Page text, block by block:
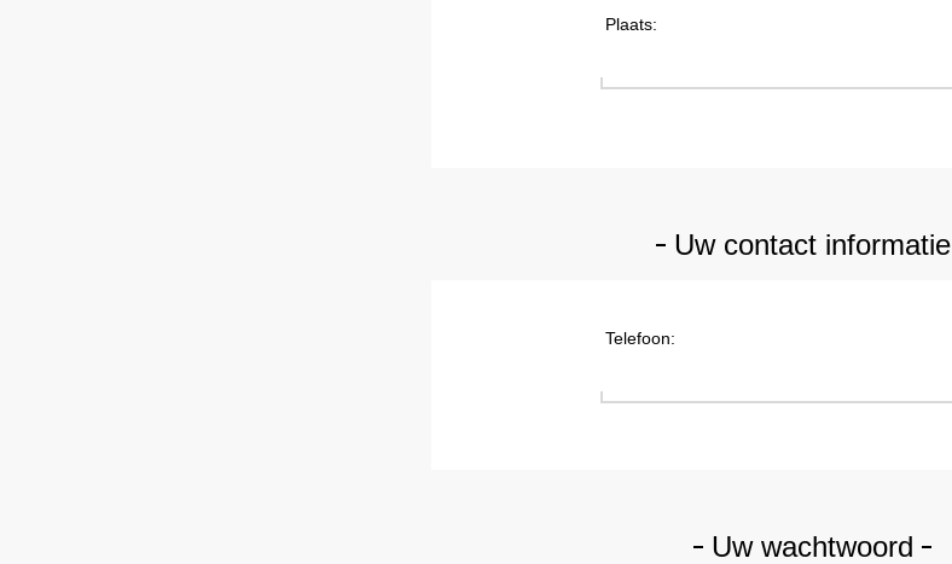
Plaats:
Uw contact informatie
Telefoon:
Uw wachtwoord